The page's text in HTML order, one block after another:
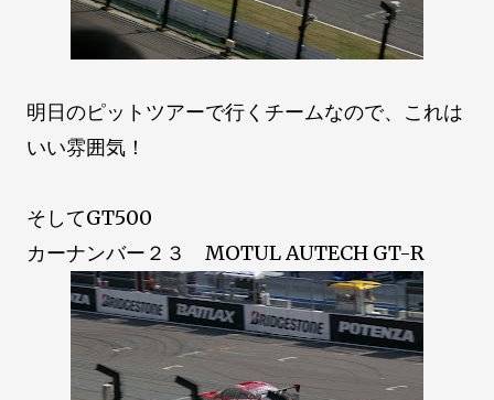
明日のピットツアーで行くチームなので、これは
いい雰囲気！
そしてGT500
カーナンバー２３ MOTUL AUTECH GT-R